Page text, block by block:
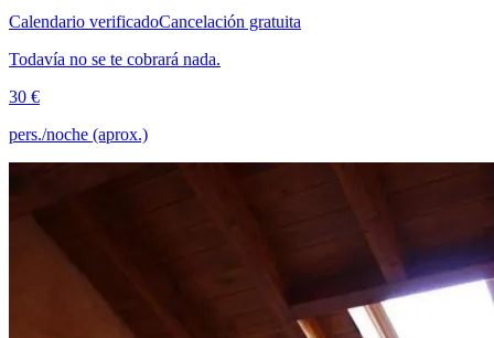
Calendario verificadoCancelación gratuita
Todavía no se te cobrará nada.
30 €
pers./noche (aprox.)